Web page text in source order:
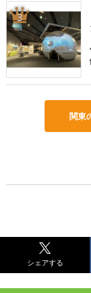
3
関東
シェアする